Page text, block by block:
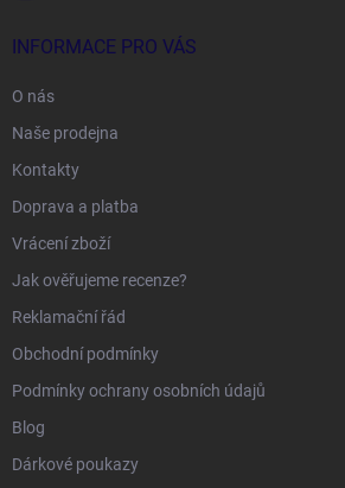
INFORMACE PRO VÁS
O nás
Naše prodejna
Kontakty
Doprava a platba
Vrácení zboží
Jak ověřujeme recenze?
Reklamační řád
Obchodní podmínky
Podmínky ochrany osobních údajů
Blog
Dárkové poukazy